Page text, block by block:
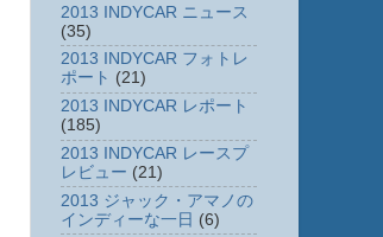
2013 INDYCAR ニュース
(35)
2013 INDYCAR フォトレ
ポート (21)
2013 INDYCAR レポート
(185)
2013 INDYCAR レースプ
レビュー (21)
2013 ジャック・アマノの
インディーな一日 (6)